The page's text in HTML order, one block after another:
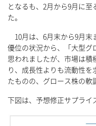
となるも、2月から9月に
た。
10月は、6月末から9月末
優位の状況から、「大型グ
思われましたが、市場は積
り、成長性よりも流動性を
たものの、グロース株の軟
下図は、予想修正サプライ